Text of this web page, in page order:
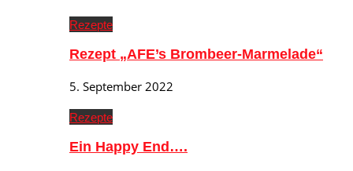
Rezepte
Rezept „AFE’s Brombeer-Marmelade“
5. September 2022
Rezepte
Ein Happy End….